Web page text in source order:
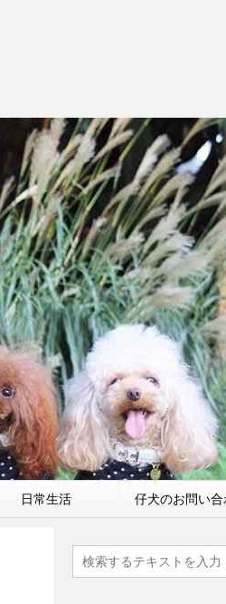
日常生活 仔犬のお問い合